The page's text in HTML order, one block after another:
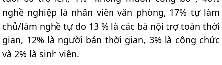
nghề nghiệp là nhân viên văn phòng, 17% tự làm
chủ/làm nghề tự do 13 % là các bà nội trợ toàn thời
gian, 12% là người bán thời gian, 3% là công chức
và 2% là sinh viên.